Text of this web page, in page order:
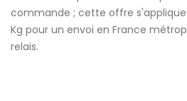
commande ; cette offre
Kg pour un envoi en France
relais.